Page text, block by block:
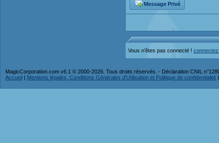
Message Privé
Vous n'êtes pas connecté !
MagicCorporation.com v6.1 © 2000-2026. Tous droits réservés. - Déclaration CNIL
Accueil | Mentions légales, Conditions Générales d'Utilisation et Politique de confidentialité